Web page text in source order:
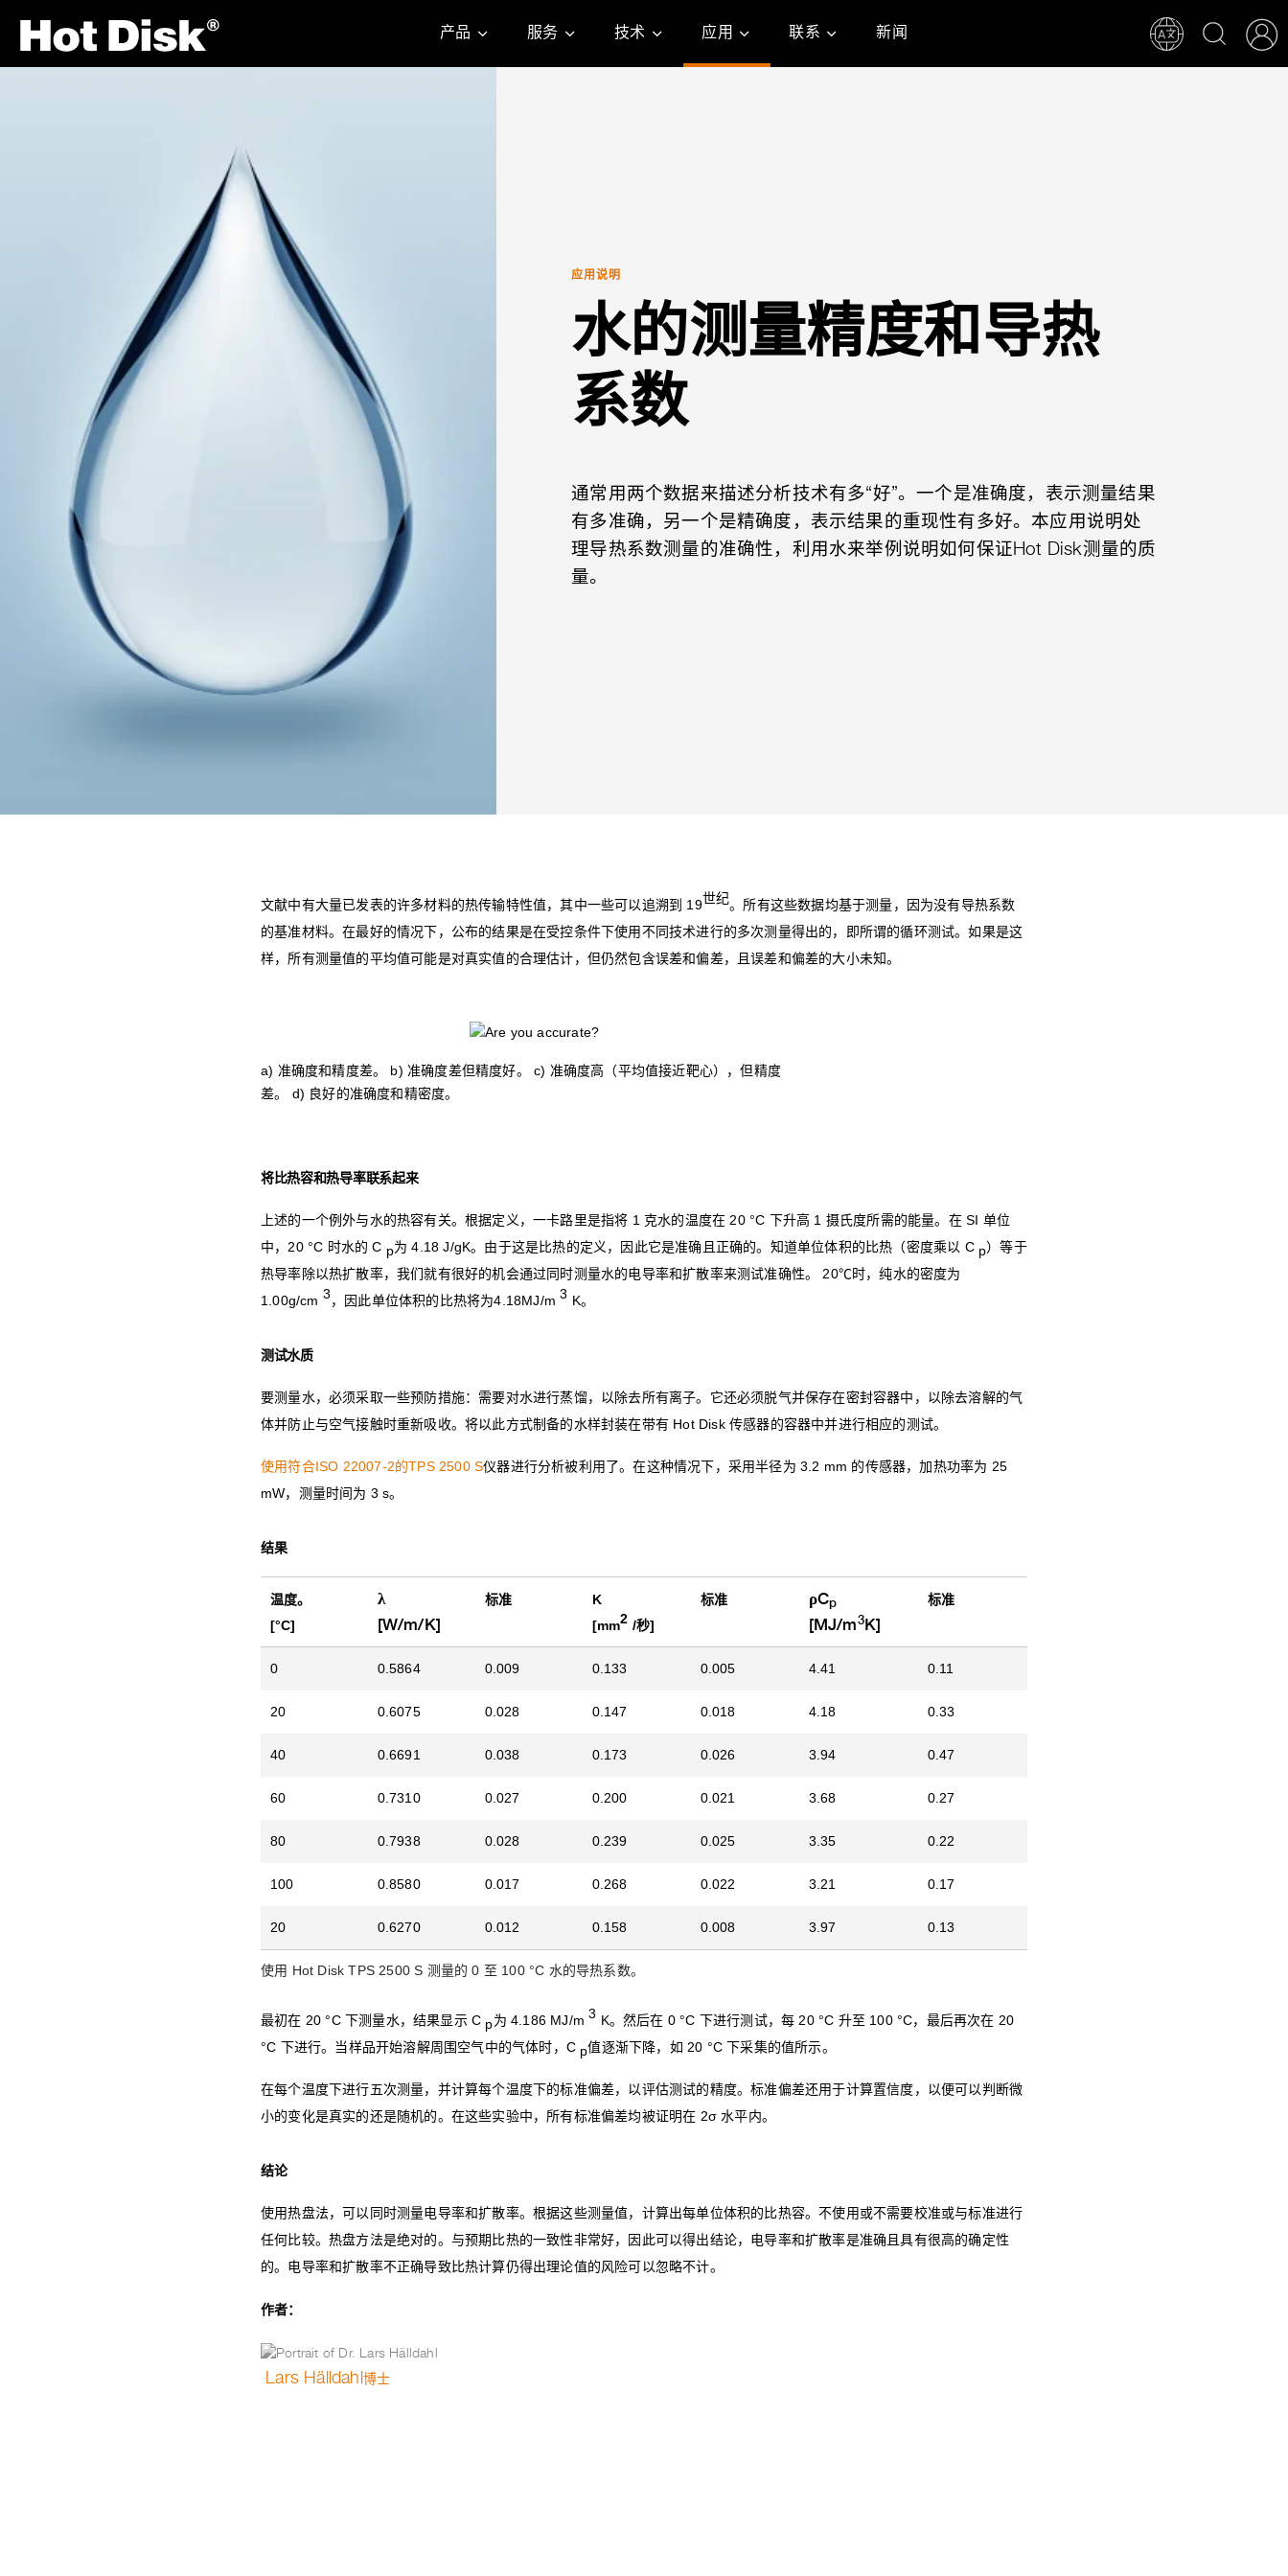
Site Navigation
产品 服务 技术 应用 联系 新闻
应用说明
水的测量精度和导热
系数
通常用两个数据来描述分析技术有多“好”。一个是准确度，表示测量结果
有多准确，另一个是精确度，表示结果的重现性有多好。本应用说明处
理导热系数测量的准确性，利用水来举例说明如何保证Hot Disk测量的质
量。
文献中有大量已发表的许多材料的热传输特性值，其中一些可以追溯到 19世纪。所有这些数据均基于测量，因为没有导热系数
的基准材料。在最好的情况下，公布的结果是在受控条件下使用不同技术进行的多次测量得出的，即所谓的循环测试。如果是这
样，所有测量值的平均值可能是对真实值的合理估计，但仍然包含误差和偏差，且误差和偏差的大小未知。
a) 准确度和精度差。 b) 准确度差但精度好。 c) 准确度高（平均值接近靶心），但精度
差。 d) 良好的准确度和精密度。
将比热容和热导率联系起来
上述的一个例外与水的热容有关。根据定义，一卡路里是指将 1 克水的温度在 20 °C 下升高 1 摄氏度所需的能量。在 SI 单位
中，20 °C 时水的 C p为 4.18 J/gK。由于这是比热的定义，因此它是准确且正确的。知道单位体积的比热（密度乘以 C p）等于
热导率除以热扩散率，我们就有很好的机会通过同时测量水的电导率和扩散率来测试准确性。 20℃时，纯水的密度为
1.00g/cm 3，因此单位体积的比热将为4.18MJ/m3 K。
测试水质
要测量水，必须采取一些预防措施：需要对水进行蒸馏，以除去所有离子。它还必须脱气并保存在密封容器中，以除去溶解的气
体并防止与空气接触时重新吸收。将以此方式制备的水样封装在带有 Hot Disk 传感器的容器中并进行相应的测试。
使用符合ISO 22007-2的TPS 2500 S仪器进行分析被利用了。在这种情况下，采用半径为 3.2 mm 的传感器，加热功率为 25
mW，测量时间为 3 s。
结果
使用 Hot Disk TPS 2500 S 测量的 0 至 100 °C 水的导热系数。
温度。
[°C]
λ
[W/m/K]
标准
K
[mm2 /秒]
标准 ρCp
[MJ/m3K]
标准
0 0.5864 0.009 0.133 0.005 4.41 0.11
20 0.6075 0.028 0.147 0.018 4.18 0.33
40 0.6691 0.038 0.173 0.026 3.94 0.47
60 0.7310 0.027 0.200 0.021 3.68 0.27
80 0.7938 0.028 0.239 0.025 3.35 0.22
100 0.8580 0.017 0.268 0.022 3.21 0.17
20 0.6270 0.012 0.158 0.008 3.97 0.13
最初在 20 °C 下测量水，结果显示 C p为 4.186 MJ/m3 K。然后在 0 °C 下进行测试，每 20 °C 升至 100 °C，最后再次在 20
°C 下进行。当样品开始溶解周围空气中的气体时，C p值逐渐下降，如 20 °C 下采集的值所示。
在每个温度下进行五次测量，并计算每个温度下的标准偏差，以评估测试的精度。标准偏差还用于计算置信度，以便可以判断微
小的变化是真实的还是随机的。在这些实验中，所有标准偏差均被证明在 2σ 水平内。
结论
使用热盘法，可以同时测量电导率和扩散率。根据这些测量值，计算出每单位体积的比热容。不使用或不需要校准或与标准进行
任何比较。热盘方法是绝对的。与预期比热的一致性非常好，因此可以得出结论，电导率和扩散率是准确且具有很高的确定性
的。电导率和扩散率不正确导致比热计算仍得出理论值的风险可以忽略不计。
作者：
Lars Hälldahl 博士